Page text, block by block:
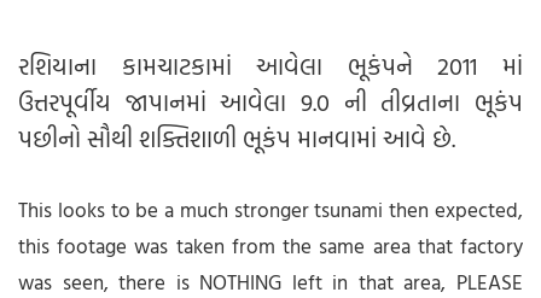
રશિયાના કામચાટકામાં આવેલા ભૂકંપને 2011 માં
ઉત્તરપૂર્વીય જાપાનમાં આવેલા 9.0 ની તીવ્રતાના ભૂકંપ
પછીનો સૌથી શક્તિશાળી ભૂકંપ માનવામાં આવે છે.
This looks to be a much stronger tsunami then expected,
this footage was taken from the same area that factory
was seen, there is NOTHING left in that area, PLEASE